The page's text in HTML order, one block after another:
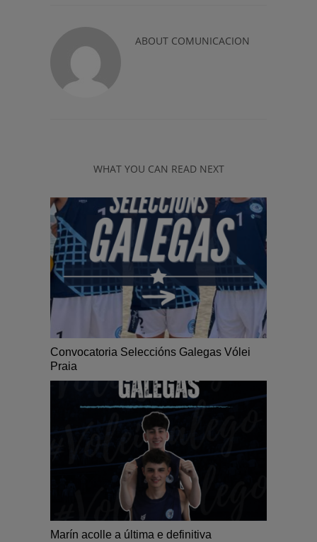
ABOUT COMUNICACION
WHAT YOU CAN READ NEXT
Convocatoria Seleccións Galegas Vólei
Praia
Marín acolle a última e definitiva